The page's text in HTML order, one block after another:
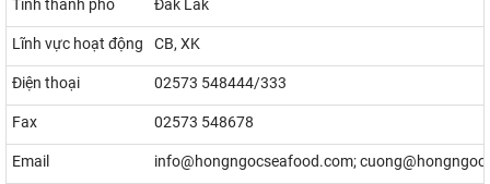
Tỉnh thành phố Đắk Lắk
Lĩnh vực hoạt động CB, XK
Điện thoại 02573 548444/333
Fax 02573 548678
Email info@hongngocseafood.com;